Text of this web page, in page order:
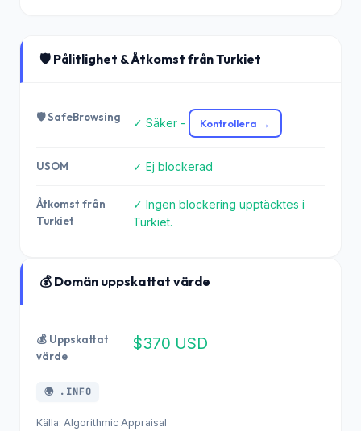
🛡️ Pålitlighet & Åtkomst från Turkiet
🛡️ SafeBrowsing ✓ Säker - Kontrollera →
USOM ✓ Ej blockerad
Åtkomst från
Turkiet
✓ Ingen blockering upptäcktes i
Turkiet.
💰 Domän uppskattat värde
💰 Uppskattat
värde
$370 USD
🌍 .INFO
Källa: Algorithmic Appraisal